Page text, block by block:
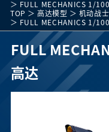
FULL MECHANICS 1/
TOP
高达模型
机动战
FULL MECHANICS 1/
FULL
高达